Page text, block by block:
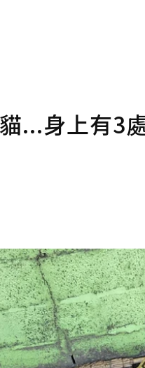
...身上有3